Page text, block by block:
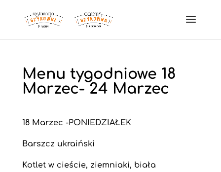
Menu tygodniowe 18
Marzec- 24 Marzec
18 Marzec -PONIEDZIAŁEK
Barszcz ukraiński
Kotlet w cieście, ziemniaki, biała